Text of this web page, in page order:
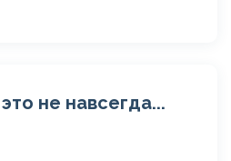
не навсегда...